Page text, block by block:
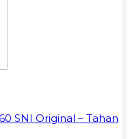
SNI Original – Tahan